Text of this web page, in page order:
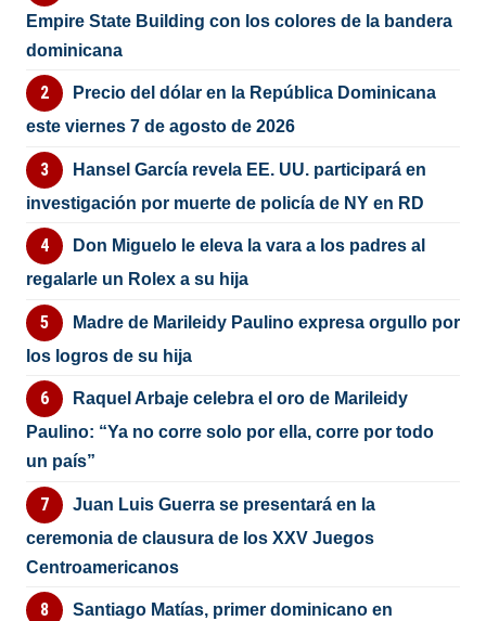
Empire State Building con los colores de la bandera
dominicana
Precio del dólar en la República Dominicana
este viernes 7 de agosto de 2026
Hansel García revela EE. UU. participará en
investigación por muerte de policía de NY en RD
Don Miguelo le eleva la vara a los padres al
regalarle un Rolex a su hija
Madre de Marileidy Paulino expresa orgullo por
los logros de su hija
Raquel Arbaje celebra el oro de Marileidy
Paulino: “Ya no corre solo por ella, corre por todo
un país”
Juan Luis Guerra se presentará en la
ceremonia de clausura de los XXV Juegos
Centroamericanos
Santiago Matías, primer dominicano en